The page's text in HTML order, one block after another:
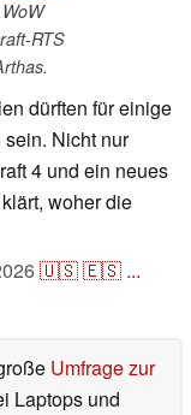
RTS
dürften für einige
Nicht nur
4 und ein neues
woher die
🇺🇸🇪🇸 ...
Umfrage zur
Laptops und